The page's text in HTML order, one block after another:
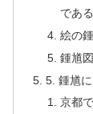
である
絵の
鍾馗
5. 鍾馗
京都